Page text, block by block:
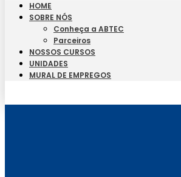
HOME
SOBRE NÓS
Conheça a ABTEC
Parceiros
NOSSOS CURSOS
UNIDADES
MURAL DE EMPREGOS